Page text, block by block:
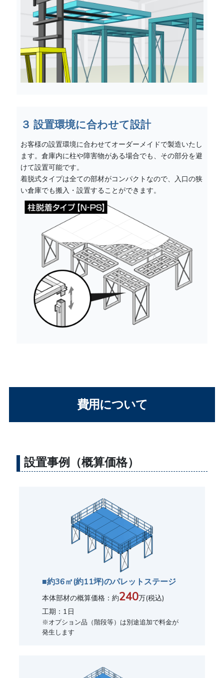
３ 設置環境に合わせて設計
お客様の設置環境に合わせてオーダーメイドで製造いたし
ます。倉庫内に柱や障害物がある場合でも、その部分を避
けて設置可能です。
着脱式タイプは全ての部材がコンパクトなので、入口の狭
い倉庫でも搬入・設置することができます。
費用について
設置事例（概算価格）
■約36㎡(約11坪)のパレットステージ
本体部材の概算価格：約240万(税込)
工期：1日
※オプション品（階段等）は別途追加で料金が
発生します